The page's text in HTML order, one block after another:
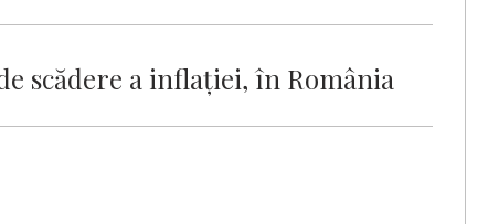
scădere a inflației, în România